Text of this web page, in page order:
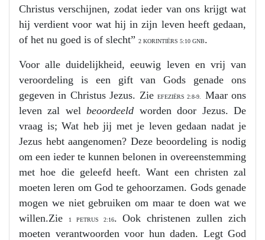
Christus verschijnen, zodat ieder van ons krijgt wat
hij verdient voor wat hij in zijn leven heeft gedaan,
of het nu goed is of slecht” 2 KORINTIËRS 5:10 GNB.
Voor alle duidelijkheid, eeuwig leven en vrij van
veroordeling is een gift van Gods genade ons
gegeven in Christus Jezus. Zie EFEZIËRS 2:8-9.
Maar ons
leven zal welbeoordeeld worden door Jezus. De
vraag is; Wat heb jij met je leven gedaan nadat je
Jezus hebt aangenomen? Deze beoordeling is nodig
om een ieder te kunnen belonen in overeenstemming
met hoe die geleefd heeft. Want een christen zal
moeten leren om God te gehoorzamen. Gods genade
mogen we niet gebruiken om maar te doen wat we
willen.Zie
1 PETRUS 2:16. Ook christenen zullen zich
moeten verantwoorden voor hun daden. Legt God